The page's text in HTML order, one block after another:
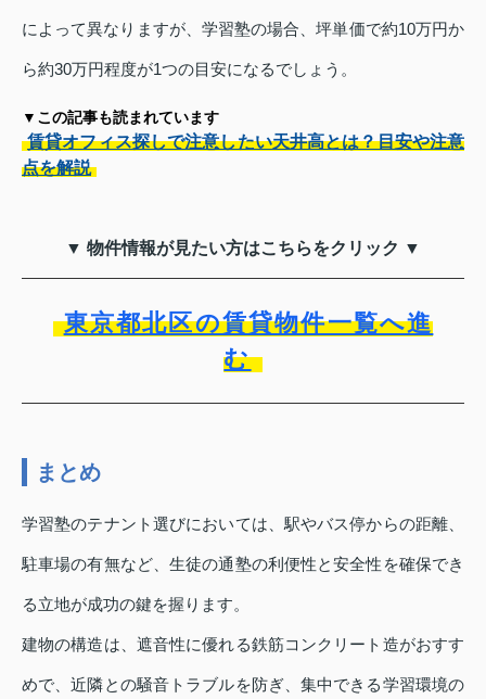
によって異なりますが、学習塾の場合、坪単価で約10万円か
ら約30万円程度が1つの目安になるでしょう。
▼この記事も読まれています
賃貸オフィス探しで注意したい天井高とは？目安や注意
点を解説
▼ 物件情報が見たい方はこちらをクリック ▼
東京都北区の賃貸物件一覧へ進
む
まとめ
学習塾のテナント選びにおいては、駅やバス停からの距離、
駐車場の有無など、生徒の通塾の利便性と安全性を確保でき
る立地が成功の鍵を握ります。
建物の構造は、遮音性に優れる鉄筋コンクリート造がおすす
めで、近隣との騒音トラブルを防ぎ、集中できる学習環境の